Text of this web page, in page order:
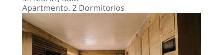
Apartmento. 2 Dormitorios